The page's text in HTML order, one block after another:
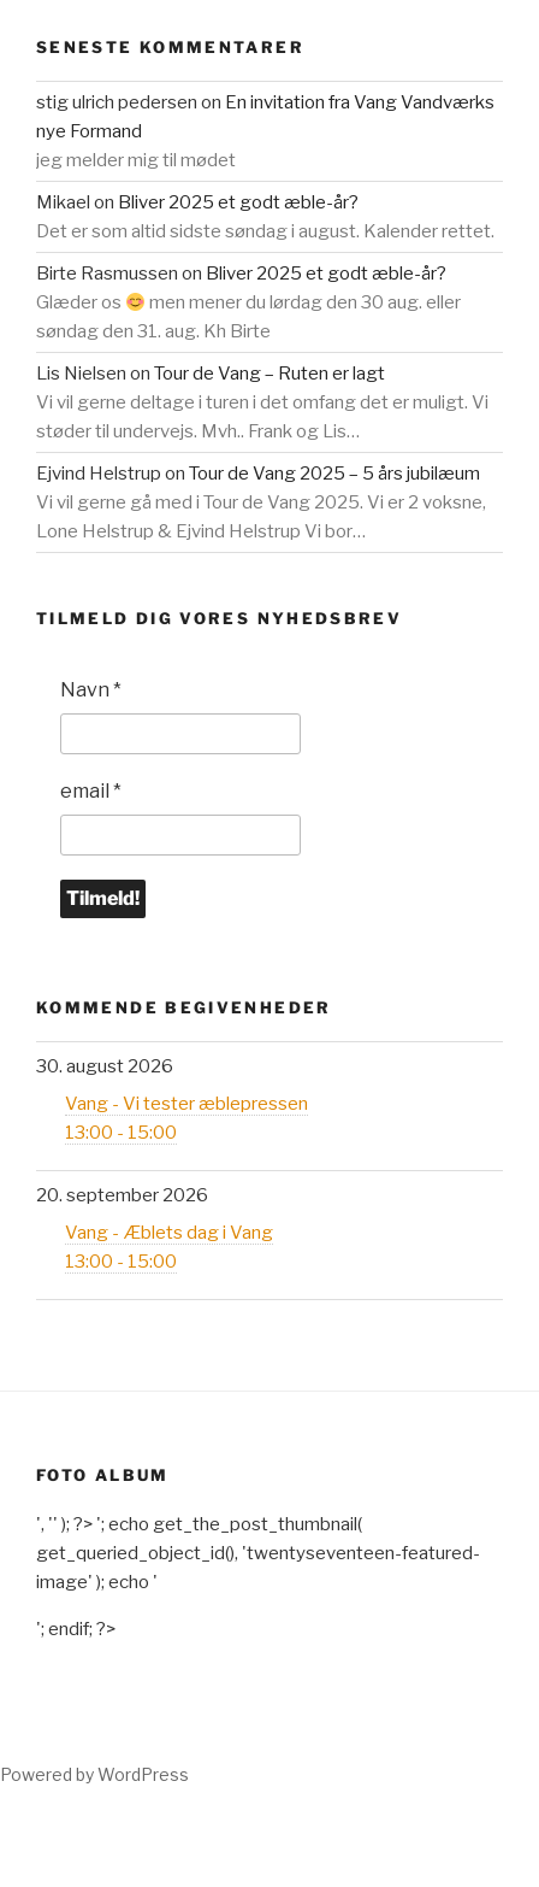
SENESTE KOMMENTARER
stig ulrich pedersen on En invitation fra Vang Vandværks
nye Formand
jeg melder mig til mødet
Mikael on Bliver 2025 et godt æble-år?
Det er som altid sidste søndag i august. Kalender rettet.
Birte Rasmussen on Bliver 2025 et godt æble-år?
Glæder os
men mener du lørdag den 30 aug. eller
søndag den 31. aug. Kh Birte
Lis Nielsen on Tour de Vang – Ruten er lagt
Vi vil gerne deltage i turen i det omfang det er muligt. Vi
støder til undervejs. Mvh.. Frank og Lis…
Ejvind Helstrup on Tour de Vang 2025 – 5 års jubilæum
Vi vil gerne gå med i Tour de Vang 2025. Vi er 2 voksne,
Lone Helstrup & Ejvind Helstrup Vi bor…
TILMELD DIG VORES NYHEDSBREV
Navn *
email *
KOMMENDE BEGIVENHEDER
30. august 2026
Vang - Vi tester æblepressen
13:00 - 15:00
20. september 2026
Vang - Æblets dag i Vang
13:00 - 15:00
FOTO ALBUM
', '' ); ?> '; echo get_the_post_thumbnail(
get_queried_object_id(), 'twentyseventeen-featured-
image' ); echo '
'; endif; ?>
Powered by WordPress